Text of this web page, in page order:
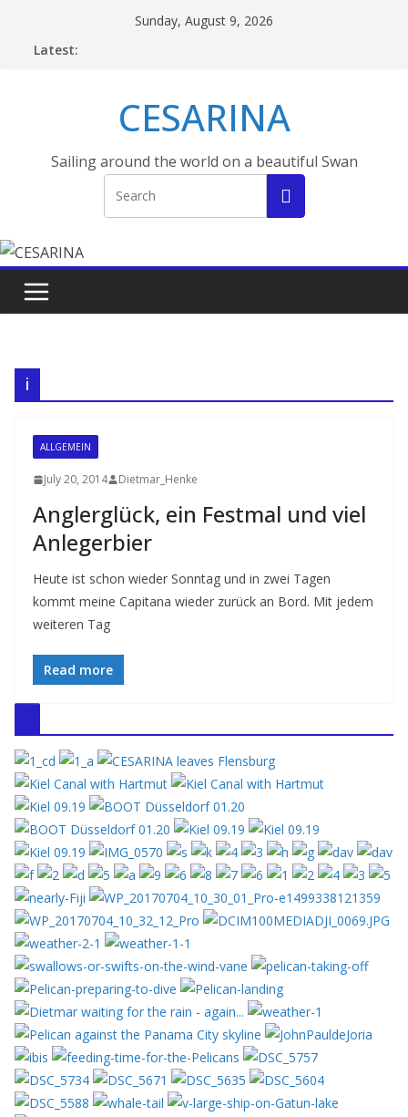
Sunday, August 9, 2026
Latest:
CESARINA
Sailing around the world on a beautiful Swan
i
ALLGEMEIN
July 20, 2014 Dietmar_Henke
Anglerglück, ein Festmal und viel
Anlegerbier
Heute ist schon wieder Sonntag und in zwei Tagen
kommt meine Capitana wieder zurück an Bord. Mit jedem
weiteren Tag
Read more